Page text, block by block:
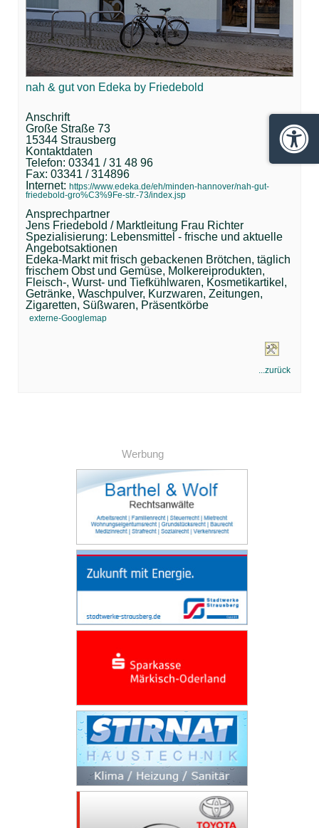
nah & gut von Edeka by Friedebold
Anschrift
Große Straße 73
15344 Strausberg
Kontaktdaten
Telefon: 03341 / 31 48 96
Fax: 03341 / 314896
Internet: https://www.edeka.de/eh/minden-hannover/nah-gut-
friedebold-gro%C3%9Fe-str.-73/index.jsp
Ansprechpartner
Jens Friedebold / Marktleitung Frau Richter
Spezialisierung: Lebensmittel - frische und aktuelle
Angebotsaktionen
Edeka-Markt mit frisch gebackenen Brötchen, täglich
frischem Obst und Gemüse, Molkereiprodukten,
Fleisch-, Wurst- und Tiefkühlwaren, Kosmetikartikel,
Getränke, Waschpulver, Kurzwaren, Zeitungen,
Zigaretten, Süßwaren, Präsentkörbe
externe-Googlemap
...zurück
Werbung